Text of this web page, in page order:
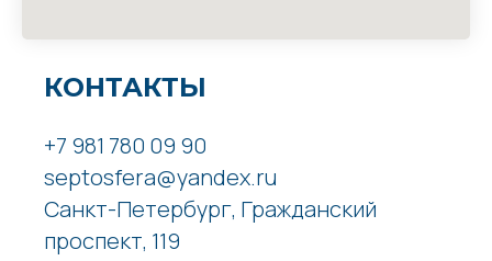
КОНТАКТЫ
+7 981 780 09 90
septosfera@yandex.ru
Санкт-Петербург, Гражданский
проспект, 119